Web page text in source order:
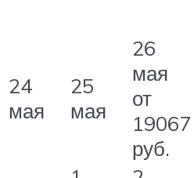
24
мая
25
мая
26
мая
от
19067
руб.